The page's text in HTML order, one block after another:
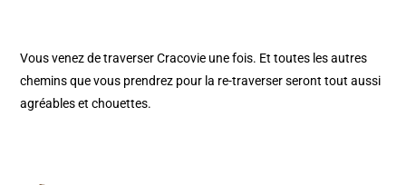
Vous venez de traverser Cracovie une fois. Et toutes les autres
chemins que vous prendrez pour la re-traverser seront tout aussi
agréables et chouettes.